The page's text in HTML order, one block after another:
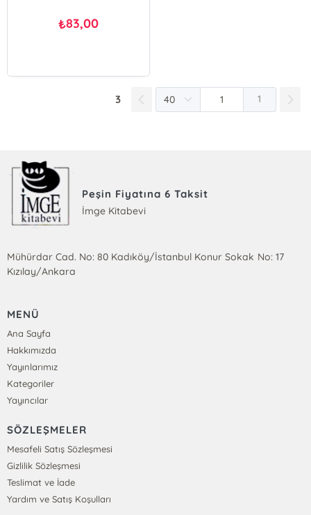
₺83,00
3 1
Peşin Fiyatına 6 Taksit
İmge Kitabevi
Mühürdar Cad. No: 80 Kadıköy/İstanbul Konur Sokak No: 17
Kızılay/Ankara
MENÜ
Ana Sayfa
Hakkımızda
Yayınlarımız
Kategoriler
Yayıncılar
SÖZLEŞMELER
Mesafeli Satış Sözleşmesi
Gizlilik Sözleşmesi
Teslimat ve İade
Yardım ve Satış Koşulları